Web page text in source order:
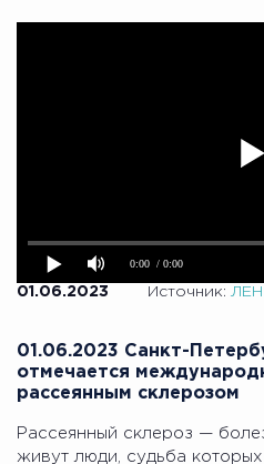
01.06.2023 Источник:
01.06.2023 Санкт-
отмечается
рассеянным склерозом
Рассеянный склероз —
живут люди, судьба